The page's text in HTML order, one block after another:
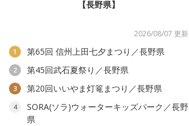
【長野県】
2026/08/07 更新
1 第65回 信州上田七夕まつり／長野県
2 第45回武石夏祭り／長野県
3 第20回いいやま灯篭まつり／長野県
4
SORA(ソラ)ウォーターキッズパーク／長野
県